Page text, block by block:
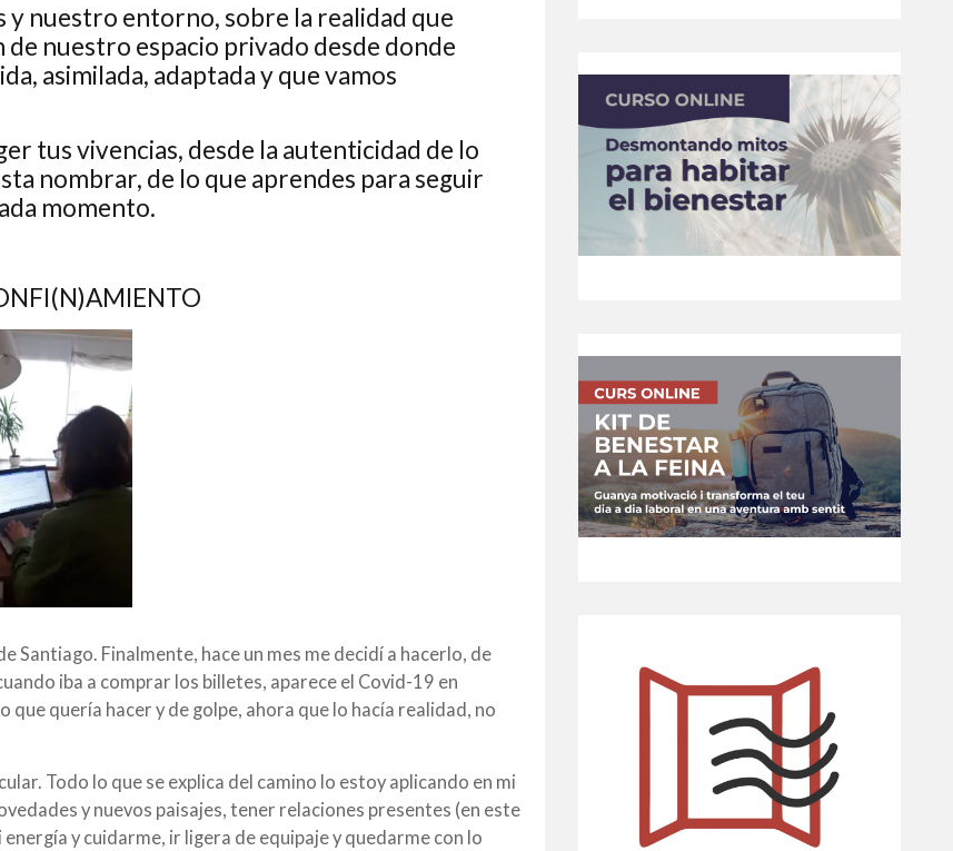
y nuestro entorno, sobre la realidad que
nuestro espacio privado desde donde
asimilada, adaptada y que vamos
tus vivencias, desde la autenticidad de lo
nombrar, de lo que aprendes para seguir
momento.
Santiago. Finalmente, hace un mes me decidí a hacerlo, de
iba a comprar los billetes, aparece el Covid-19 en
quería hacer y de golpe, ahora que lo hacía realidad, no
Todo lo que se explica del camino lo estoy aplicando en mi
y nuevos paisajes, tener relaciones presentes (en este
y cuidarme, ir ligera de equipaje y quedarme con lo